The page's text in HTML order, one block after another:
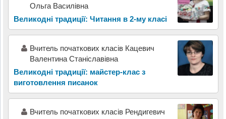
Ольга Василівна
Великодні традиції: Читання в 2-му класі
Вчитель початкових класів Кацевич
Валентина Станіславівна
Великодні традиції: майстер-клас з
виготовлення писанок
Вчитель початкових класів Рендигевич